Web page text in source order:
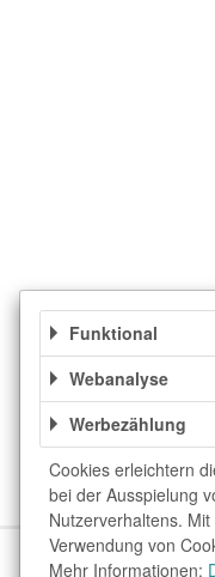
Über
Funktional
Webanalyse
Werbezählung
Cookies erleichtern
bei der Ausspielung
Nutzerverhaltens.
Verwendung von
Mehr Informationen: